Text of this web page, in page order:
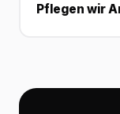
Pflegen wir